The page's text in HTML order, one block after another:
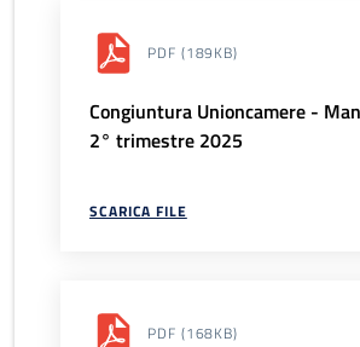
PDF (189KB)
Congiuntura Unioncamere -
2° trimestre 2025
SCARICA FILE
PDF (168KB)